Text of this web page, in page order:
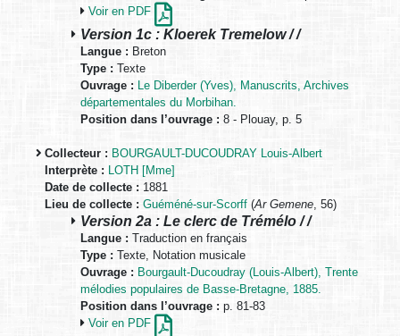
Voir en PDF
Version 1c : Kloerek Tremelow / /
Langue : Breton
Type : Texte
Ouvrage : Le Diberder (Yves), Manuscrits, Archives
départementales du Morbihan.
Position dans l’ouvrage : 8 - Plouay, p. 5
Collecteur : BOURGAULT-DUCOUDRAY Louis-Albert
Interprète : LOTH [Mme]
Date de collecte : 1881
Lieu de collecte : Guéméné-sur-Scorff (Ar Gemene , 56)
Version 2a : Le clerc de Trémélo / /
Langue : Traduction en français
Type : Texte, Notation musicale
Ouvrage : Bourgault-Ducoudray (Louis-Albert), Trente
mélodies populaires de Basse-Bretagne, 1885.
Position dans l’ouvrage : p. 81-83
Voir en PDF